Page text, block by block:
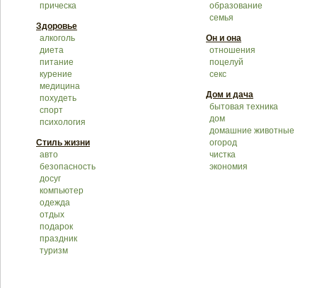
прическа
Здоровье
алкоголь
диета
питание
курение
медицина
похудеть
спорт
психология
Стиль жизни
авто
безопасность
досуг
компьютер
одежда
отдых
подарок
праздник
туризм
образование
семья
Он и она
отношения
поцелуй
секс
Дом и дача
бытовая техника
дом
домашние животные
огород
чистка
экономия